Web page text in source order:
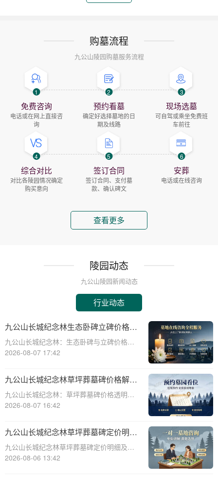
购墓流程
九公山陵园购墓服务流程
1
免费咨询
电话或在网上直接咨
询
2
预约看墓
确定好选择墓地的日
期及线路
3
现场选墓
可自驾或乘坐免费班
车前往
4
综合对比
对比各陵园情况确定
购买意向
5
签订合同
签订合同、支付墓
款、确认碑文
6
安葬
电话或在线咨询
查看更多
陵园动态
九公山陵园新闻动态
行业动态
九公山长城纪念林生态卧碑立碑价格表
详解及活动期赠安葬配套福利解析
九公山长城纪念林：生态卧碑与立碑价格及
活动期赠送配套服务全解析☎ 九公山陵园电
地，九公山长城纪念林凭借其得天独厚的地
理位置和优越的自然环境，成为众
2026-08-07 17:42
九公山长城纪念林草坪葬墓碑价格解析
及赠予绿植养护服务详解
九公山长城纪念林：草坪葬墓碑价格透明，
赠送绿植养护服务☎ 九公山陵园电话:400-
纪念林地之一，致力于为逝者提供环保、庄
重的安葬选择。草坪葬墓碑作为一种
2026-08-07 16:42
九公山长城纪念林草坪葬墓碑定价明细
活动赠绿植养护服务详解
九公山长城纪念林草坪葬墓碑定价明细及活
动赠绿植养护服务详解☎ 九公山陵园电
2026-08-06 13:42